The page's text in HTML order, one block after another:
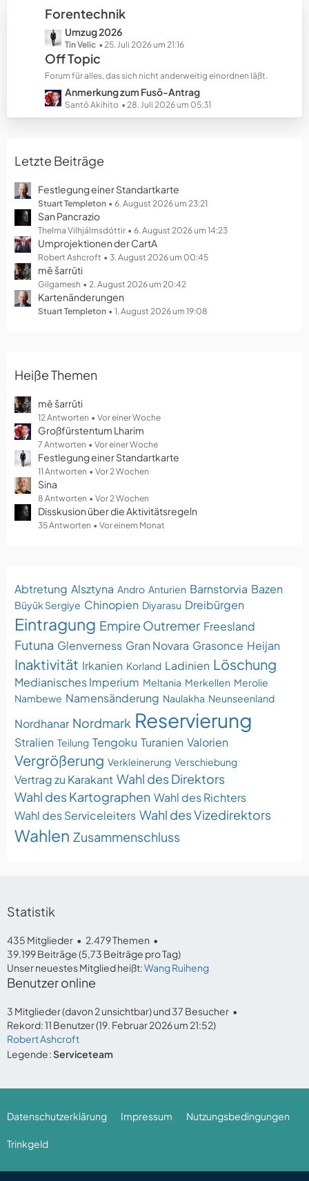
r
ä
g
e
e
B
e
i
t
r
ä
g
e
Forentechnik
L
e
t
z
t
e
B
t
r
g
Umzug 2026
Tin Velic 25. Juli 2026 um 21:16
Off Topic
Forum für alles, das sich nicht anderweitig einordnen läßt.
L
e
t
e
e
i
t
r
ä
g
e
Anmerkung zum Fusō-Antrag
Santō Akihito 28. Juli 2026 um 05:31
Letzte Beiträge
Festlegung einer Standartkarte
Stuart Templeton 6. August 2026 um 23:21
San Pancrazio
Thelma Vilhjálmsdóttir 6. August 2026 um 14:23
Umprojektionen der CartA
Robert Ashcroft 3. August 2026 um 00:45
mē šarrūti
Gilgamesh 2. August 2026 um 20:42
Kartenänderungen
Stuart Templeton 1. August 2026 um 19:08
Heiße Themen
mē šarrūti
12 Antworten Vor einer Woche
Großfürstentum Lharim
7 Antworten Vor einer Woche
Festlegung einer Standartkarte
11 Antworten Vor 2 Wochen
Sina
8 Antworten Vor 2 Wochen
Disskusion über die Aktivitätsregeln
35 Antworten Vor einem Monat
Abtretung Alsztyna Andro Anturien Barnstorvia Bazen
Büyük Sergiye Chinopien Diyarasu Dreibürgen
Eintragung Empire Outremer Freesland
Futuna Glenverness Gran Novara Grasonce Heijan
Inaktivität Irkanien Korland Ladinien Löschung
Medianisches Imperium Meltania Merkellen Merolie
Nambewe Namensänderung Naulakha Neunseenland
Nordhanar Nordmark Reservierung
Stralien Teilung Tengoku Turanien Valorien
Vergrößerung Verkleinerung Verschiebung
Vertrag zu Karakant Wahl des Direktors
Wahl des Kartographen Wahl des Richters
Wahl des Serviceleiters Wahl des Vizedirektors
Wahlen Zusammenschluss
Statistik
435 Mitglieder
2.479 Themen
39.199 Beiträge (5,73 Beiträge pro Tag)
Unser neuestes Mitglied heißt:Wang Ruiheng
Benutzer online
3 Mitglieder (davon 2 unsichtbar) und 37 Besucher
Rekord: 11 Benutzer (19. Februar 2026 um 21:52)
Robert Ashcroft
Legende Serviceteam
Datenschutzerklärung Impressum Nutzungsbedingungen
Trinkgeld